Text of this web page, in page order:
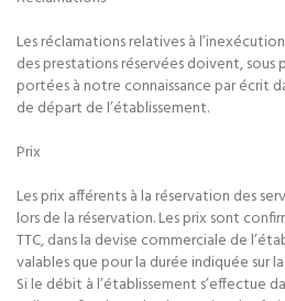
Les réclamations relatives à
des prestations réservées doivent,
portées à notre connaissance par écrit
de départ de l’établissement.
Prix
Les prix afférents à la réservation des
lors de la réservation. Les prix sont
TTC, dans la devise commerciale de
valables que pour la durée indiquée sur
Si le débit à l’établissement s’effectue